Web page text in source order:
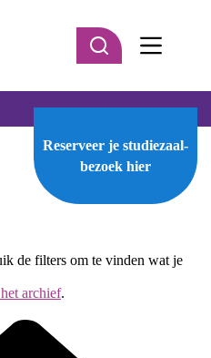
Reserveer je studiezaal-
bezoek hier
de filters om te vinden wat je
archief.